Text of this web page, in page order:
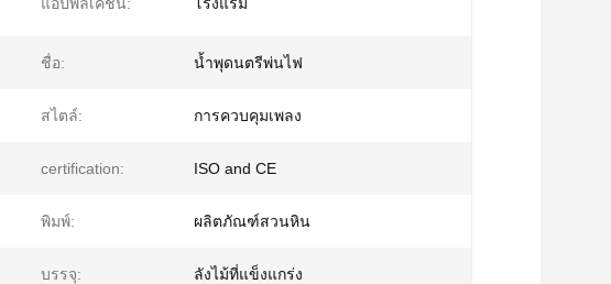
ชื่อ: น้ำพุดนตรีพ่นไฟ
สไตล์: การควบคุมเพลง
certification: ISO and CE
พิมพ์: ผลิตภัณฑ์สวนหิน
บรรจุ: ลังไม้ที่แข็งแกร่ง